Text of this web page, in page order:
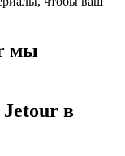
мы
в